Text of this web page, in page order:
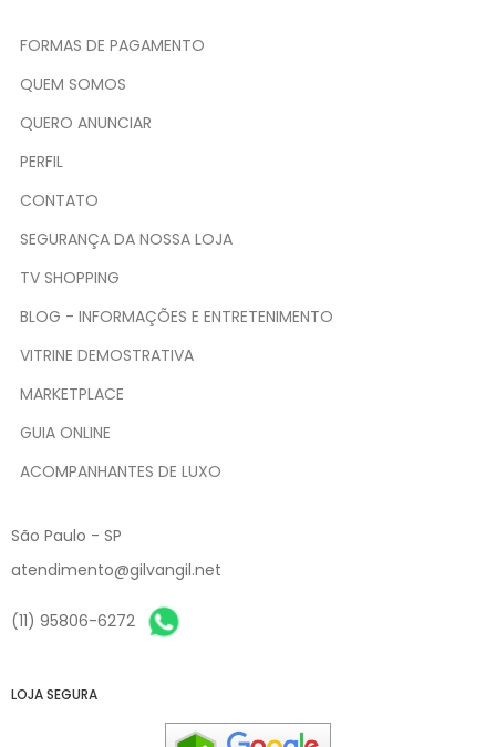
FORMAS DE PAGAMENTO
QUEM SOMOS
QUERO ANUNCIAR
PERFIL
CONTATO
SEGURANÇA DA NOSSA LOJA
TV SHOPPING
BLOG - INFORMAÇÕES E ENTRETENIMENTO
VITRINE DEMOSTRATIVA
MARKETPLACE
GUIA ONLINE
ACOMPANHANTES DE LUXO
São Paulo - SP
atendimento@gilvangil.net
(11) 95806-6272
LOJA SEGURA